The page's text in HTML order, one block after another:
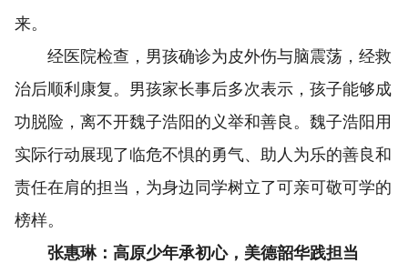
来。
经医院检查，男孩确诊为皮外伤与脑震荡，经救
治后顺利康复。男孩家长事后多次表示，孩子能够成
功脱险，离不开魏子浩阳的义举和善良。魏子浩阳用
实际行动展现了临危不惧的勇气、助人为乐的善良和
责任在肩的担当，为身边同学树立了可亲可敬可学的
榜样。
张惠琳：高原少年承初心，美德韶华践担当